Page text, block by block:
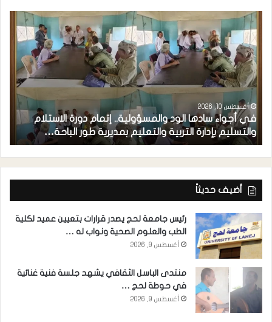
أغسطس 10, 2026
​في أجواء سادها الود والمسؤولية.. إتمام دورة الاستلام
والتسليم بإدارة التربية والتعليم بمديرية طور الباحة…
أضيف حديثاً
رئيس جامعة لحج يصدر قرارات بتعيين عميد لكلية
الطب والعلوم الصحية ونواب له …
أغسطس 9, 2026
منتدى الباسل الثقافي يشهد جلسة فنية غنائية
في حوطة لحج …
أغسطس 9, 2026